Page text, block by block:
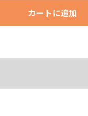
カートに追加